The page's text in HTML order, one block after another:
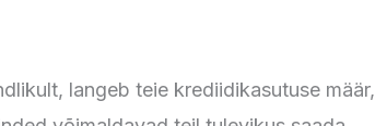
langeb teie krediidikasutuse määr,